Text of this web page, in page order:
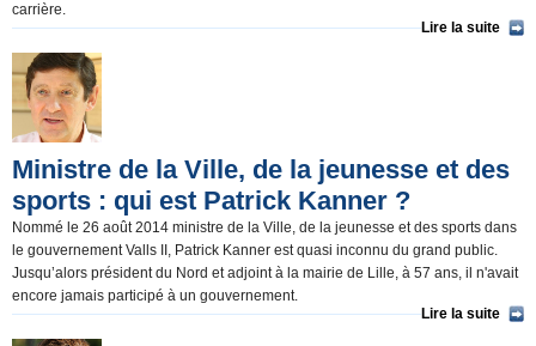
carrière.
Lire la suite
Ministre de la Ville, de la jeunesse et des
sports : qui est Patrick Kanner ?
Nommé le 26 août 2014 ministre de la Ville, de la jeunesse et des sports dans
le gouvernement Valls II, Patrick Kanner est quasi inconnu du grand public.
Jusqu’alors président du Nord et adjoint à la mairie de Lille, à 57 ans, il n'avait
encore jamais participé à un gouvernement.
Lire la suite